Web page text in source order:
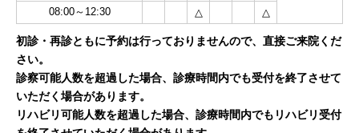
08:00～12:30
△ △
初診・再診ともに予約は行っておりませんので、直接ご来院くだ
さい。
診察可能人数を超過した場合、診療時間内でも受付を終了させて
いただく場合があります。
リハビリ可能人数を超過した場合、診療時間内でもリハビリ受付